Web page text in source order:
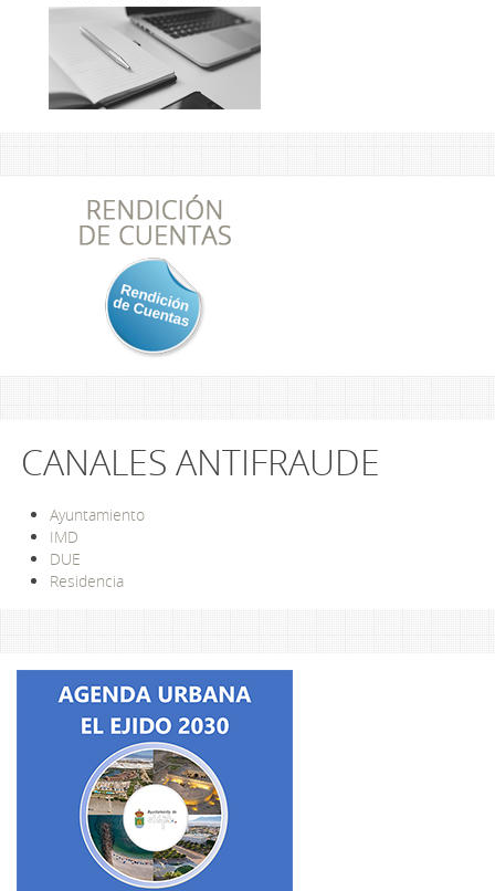
CANALES ANTIFRAUDE
Ayuntamiento
IMD
DUE
Residencia